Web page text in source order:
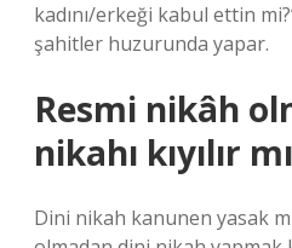
kadını/erkeği kabul ettin
şahitler huzurunda yapar.
Resmi nikâh
nikahı kıyılır
Dini nikah kanunen yasak